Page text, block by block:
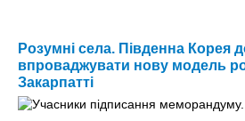
Розумні села. Південна Корея
впроваджувати нову модель
Закарпатті